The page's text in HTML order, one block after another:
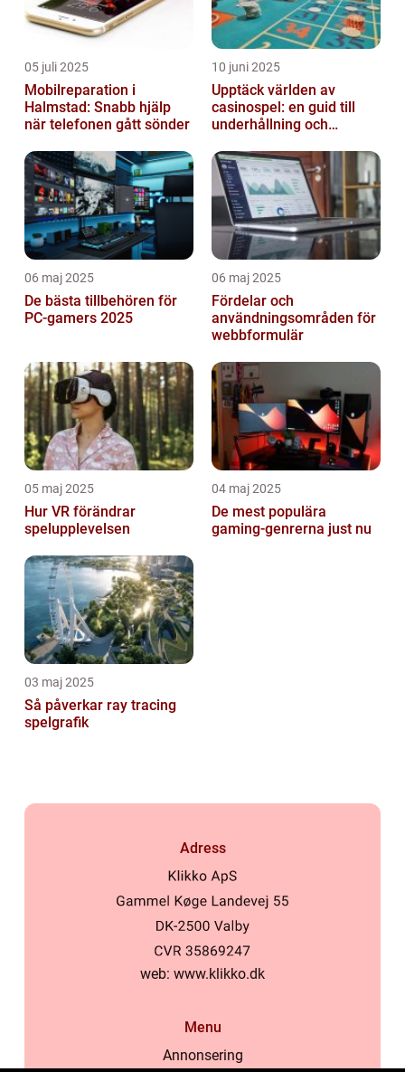
05 juli 2025
Mobilreparation i
Halmstad: Snabb hjälp
när telefonen gått sönder
10 juni 2025
Upptäck världen av
casinospel: en guid till
underhållning och
06 maj 2025
De bästa tillbehören för
PC-gamers 2025
06 maj 2025
Fördelar och
användningsområden för
webbformulär
05 maj 2025
Hur VR förändrar
spelupplevelsen
04 maj 2025
De mest populära
gaming-genrerna just nu
03 maj 2025
Så påverkar ray tracing
spelgrafik
Adress
web: www.klikko.dk
Menu
Annonsering